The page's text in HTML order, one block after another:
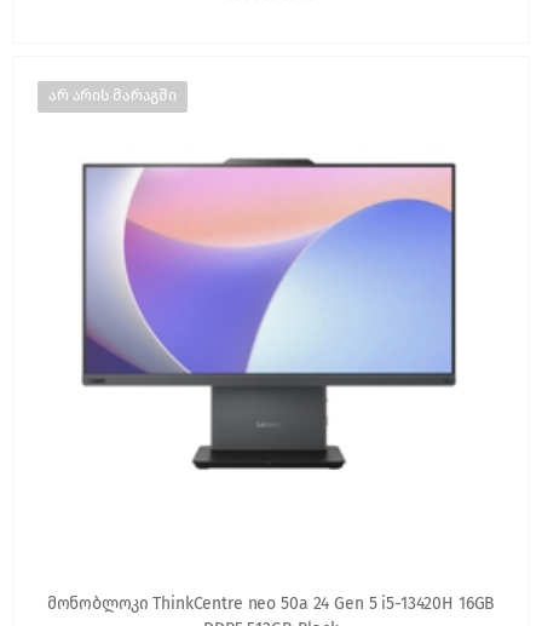
არ არის მარაგში
მონობლოკი ThinkCentre neo 50a 24 Gen 5 i5-13420H 16GB